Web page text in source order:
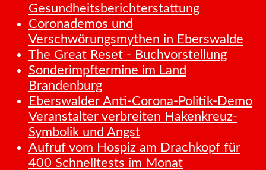
Gesundheitsberichterstattung
Coronademos und
Verschwörungsmythen in Eberswalde
The Great Reset - Buchvorstellung
Sonderimpftermine im Land
Brandenburg
Eberswalder Anti-Corona-Politik-Demo
Veranstalter verbreiten Hakenkreuz-
Symbolik und Angst
Aufruf vom Hospiz am Drachkopf für
400 Schnelltests im Monat